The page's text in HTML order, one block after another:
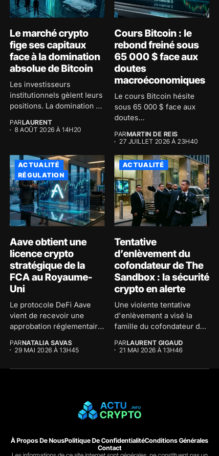
Le marché crypto
fige ses capitaux
face à la domination
absolue de Bitcoin
Les investisseurs
institutionnels gèlent leurs
positions. La domination de
PARLAURENT
8 AOÛT 2026 À 14H20
Cours Bitcoin : le
rebond freiné sous
65 000 $ face aux
doutes
macroéconomiques
Le cours Bitcoin hésite
sous 65 000 $ face aux
doutes
PARMARTIN DE REIS
27 JUILLET 2026 À 23H40
ACTUALITÉ
RÉGULATION
Aave obtient une
licence crypto
stratégique de la
FCA au Royaume-
Uni
Le protocole DeFi Aave
vient de recevoir une
approbation réglementaire
PARNATALIA SAVAS
29 MAI 2026 À 13H45
ACTUALITÉ
Tentative
d’enlèvement du
cofondateur de The
Sandbox : la sécurité
crypto en alerte
Une violente tentative
d'enlèvement a visé la
famille du cofondateur de
PARLAURENT GIGAUD
21 MAI 2026 À 13H46
À Propos De NousPolitique De ConfidentialitéConditions Générales
Contact